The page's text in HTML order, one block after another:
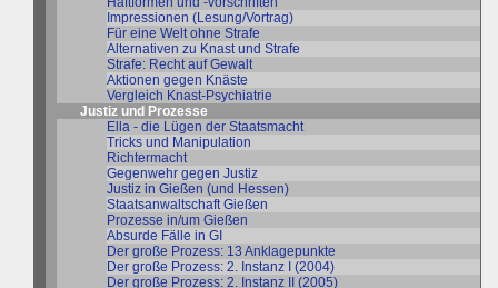
Impressionen (Lesung/Vortrag)
Für eine Welt ohne Strafe
Alternativen zu Knast und Strafe
Strafe: Recht auf Gewalt
Aktionen gegen Knäste
Vergleich Knast-Psychiatrie
Justiz und Prozesse
Ella - die Lügen der Staatsmacht
Tricks und Manipulation
Richtermacht
Gegenwehr gegen Justiz
Justiz in Gießen (und Hessen)
Staatsanwaltschaft Gießen
Prozesse in/um Gießen
Absurde Fälle in GI
Der große Prozess: 13 Anklagepunkte
Der große Prozess: 2. Instanz I (2004)
Der große Prozess: 2. Instanz II (2005)